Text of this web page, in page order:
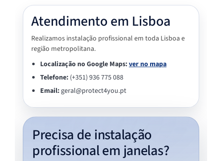
Atendimento em Lisboa
Realizamos instalação profissional em toda Lisboa e
região metropolitana.
Localização no Google Maps:ver no mapa
Telefone: (+351) 936 775 088
Email:geral@protect4you.pt
Precisa de instalação
profissional em janelas?